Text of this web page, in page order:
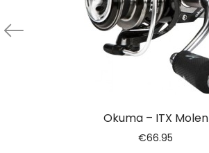
Okuma – ITX Molen
€66.95